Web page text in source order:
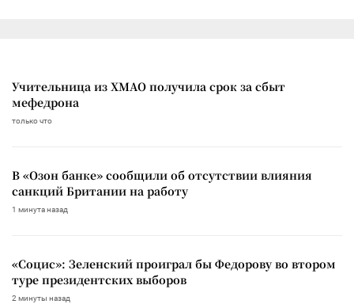
Учительница из ХМАО получила срок за сбыт
мефедрона
только что
В «Озон банке» сообщили об отсутствии влияния
санкций Британии на работу
1 минута назад
«Социс»: Зеленский проиграл бы Федорову во втором
туре президентских выборов
2 минуты назад